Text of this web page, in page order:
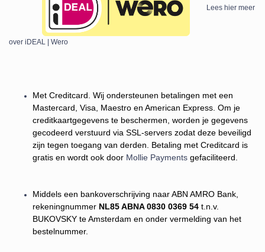
Lees hier meer
over iDEAL | Wero
Met Creditcard. Wij ondersteunen betalingen met een
Mastercard, Visa, Maestro en American Express. Om je
creditkaartgegevens te beschermen, worden je gegevens
gecodeerd verstuurd via SSL-servers zodat deze beveiligd
zijn tegen toegang van derden. Betaling met Creditcard is
gratis en wordt ook door Mollie Payments gefaciliteerd.
Middels een bankoverschrijving naar ABN AMRO Bank,
rekeningnummer NL85 ABNA 0830 0369 54 t.n.v.
BUKOVSKY te Amsterdam en onder vermelding van het
bestelnummer.